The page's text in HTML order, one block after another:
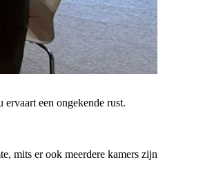
een ongekende rust.
mits er ook meerdere kamers zijn